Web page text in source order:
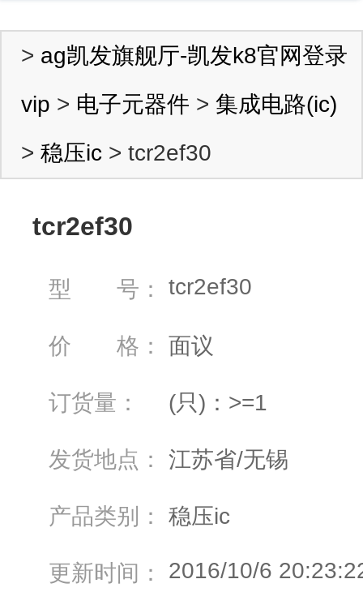
> ag凯发旗舰厅-凯发k8官网登录
vip > 电子元器件 > 集成电路(ic)
> 稳压ic > tcr2ef30
tcr2ef30
型 号： tcr2ef30
价 格： 面议
订货量： (只)：>=1
发货地点： 江苏省/无锡
产品类别： 稳压ic
更新时间： 2016/10/6